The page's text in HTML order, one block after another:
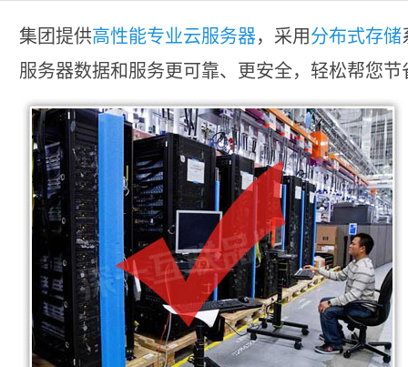
集团提供高性能专业云服务器，采用分布式存储
服务器数据和服务更可靠、更安全，轻松帮您节